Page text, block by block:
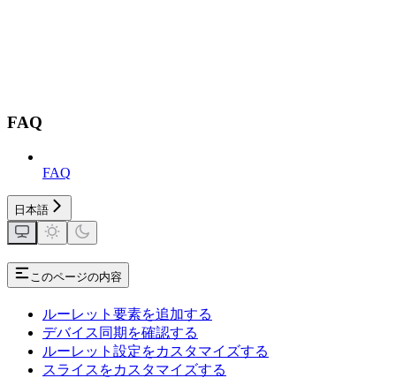
FAQ
FAQ
日本語
このページの内容
ルーレット要素を追加する
デバイス同期を確認する
ルーレット設定をカスタマイズする
スライスをカスタマイズする